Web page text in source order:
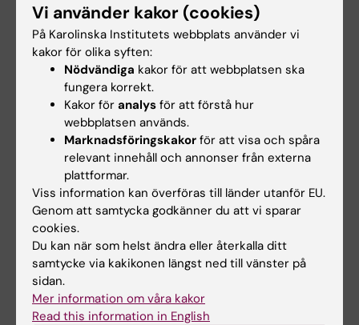
Om du har glömt något i Biomedicum eller
hittat något kvarglömt, kontakta receptionen
på plan 3. Kläder och värdesaker lämnas in till,
och tas om hand av, väktare eller
receptionisten. Upphittade / kvarglömda
saker lagras i två månader.
Hade du nytta av informationen på denna sida?
Yes
No
Innehållsgranskare:
Johanna Steen
Redaktör:Johanna Maria Steen
Sidan uppdaterad:2025-11-27
Vi använder kakor (cookies)
På Karolinska Institutets webbplats använder vi
kakor för olika syften:
Nödvändiga kakor för att webbplatsen ska
fungera korrekt.
Kakor för analys för att förstå hur
webbplatsen används.
Marknadsföringskakor för att visa och spåra
relevant innehåll och annonser från externa
plattformar.
Viss information kan överföras till länder utanför EU.
Genom att samtycka godkänner du att vi sparar
cookies.
Du kan när som helst ändra eller återkalla ditt
samtycke via kakikonen längst ned till vänster på
sidan.
Mer information om våra kakor
Read this information in English